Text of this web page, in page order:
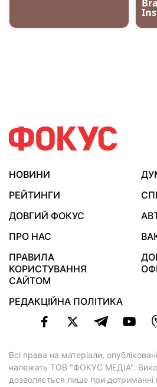
НОВИНИ
РЕЙТИНГИ
ДОВГИЙ ФОКУС
ПРО НАС
ПРАВИЛА
КОРИСТУВАННЯ
САЙТОМ
РЕДАКЦІЙНА ПОЛІТИКА
Всі права на матеріали,
належать ТОВ "ФОКУС МЕДІА".
дозволяється лише при дотриманні